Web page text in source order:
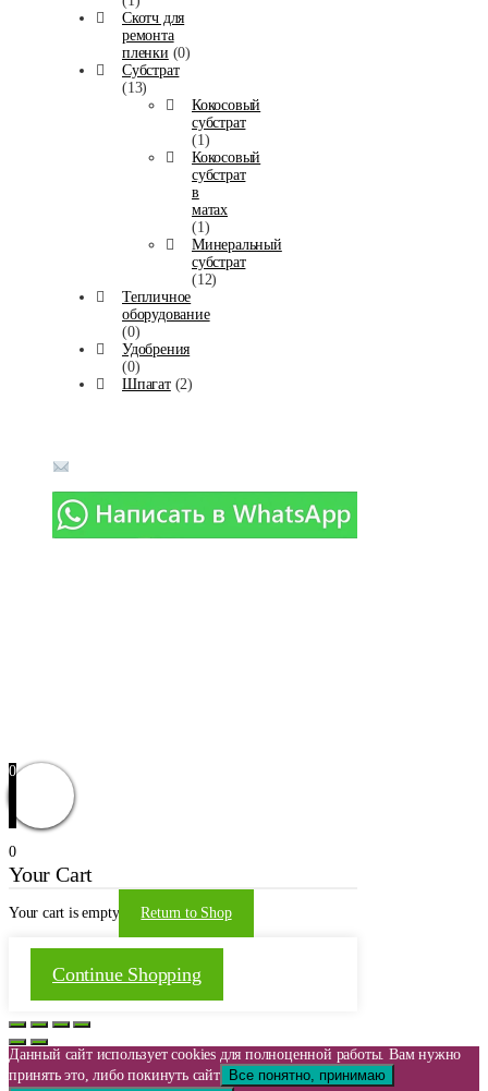
Скотч для
ремонта
пленки (0)
Субстрат
(13)
Кокосовый
субстрат
(1)
Кокосовый
субстрат
в
матах
(1)
Минеральный
субстрат
(12)
Тепличное
оборудование
(0)
Удобрения
(0)
Шпагат (2)
0
0
Your Cart
Your cart is empty Return to Shop
Continue Shopping
Данный сайт использует cookies для полноценной работы. Вам нужно
принять это, либо покинуть сайт
Все понятно, принимаю